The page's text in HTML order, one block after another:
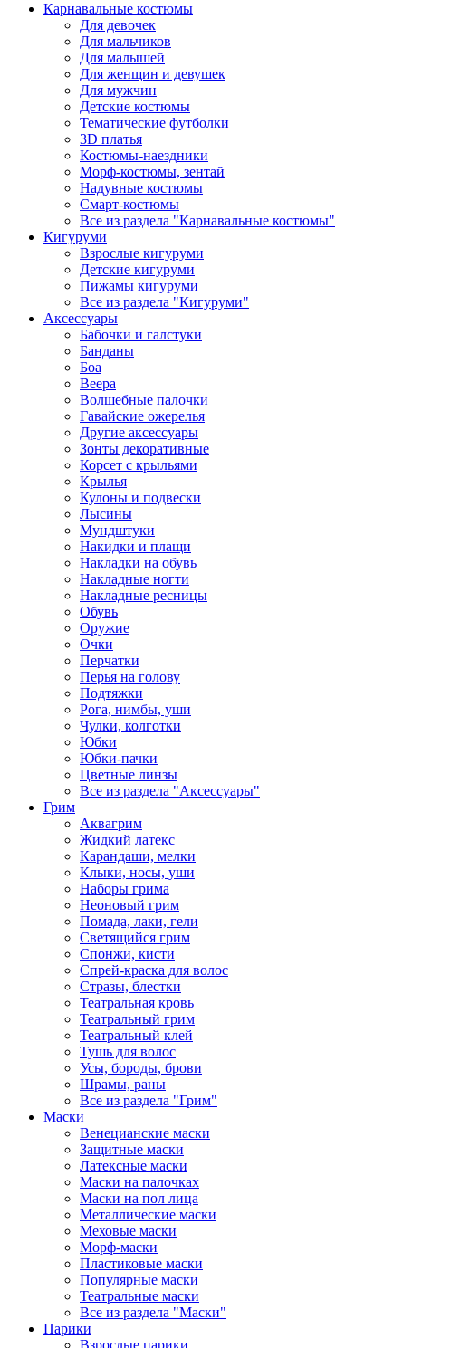
Карнавальные костюмы
Для девочек
Для мальчиков
Для малышей
Для женщин и девушек
Для мужчин
Детские костюмы
Тематические футболки
3D платья
Костюмы-наездники
Морф-костюмы, зентай
Надувные костюмы
Смарт-костюмы
Все из раздела "Карнавальные костюмы"
Кигуруми
Взрослые кигуруми
Детские кигуруми
Пижамы кигуруми
Все из раздела "Кигуруми"
Аксессуары
Бабочки и галстуки
Банданы
Боа
Веера
Волшебные палочки
Гавайские ожерелья
Другие аксессуары
Зонты декоративные
Корсет с крыльями
Крылья
Кулоны и подвески
Лысины
Мундштуки
Накидки и плащи
Накладки на обувь
Накладные ногти
Накладные ресницы
Обувь
Оружие
Очки
Перчатки
Перья на голову
Подтяжки
Рога, нимбы, уши
Чулки, колготки
Юбки
Юбки-пачки
Цветные линзы
Все из раздела "Аксессуары"
Грим
Аквагрим
Жидкий латекс
Карандаши, мелки
Клыки, носы, уши
Наборы грима
Неоновый грим
Помада, лаки, гели
Светящийся грим
Спонжи, кисти
Спрей-краска для волос
Стразы, блестки
Театральная кровь
Театральный грим
Театральный клей
Тушь для волос
Усы, бороды, брови
Шрамы, раны
Все из раздела "Грим"
Маски
Венецианские маски
Защитные маски
Латексные маски
Маски на палочках
Маски на пол лица
Металлические маски
Меховые маски
Морф-маски
Пластиковые маски
Популярные маски
Театральные маски
Все из раздела "Маски"
Парики
Взрослые парики